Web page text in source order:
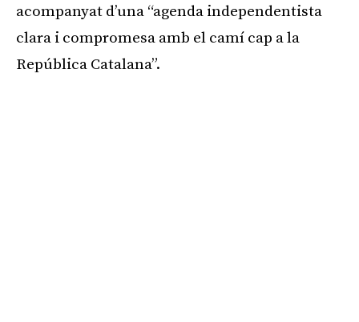
acompanyat d’una “agenda independentista
clara i compromesa amb el camí cap a la
República Catalana”.